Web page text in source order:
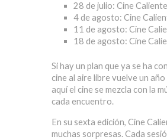
28 de julio: Cine
4 de agosto: Cine
11 de agosto: Cine
18 de agosto: Cine
Si hay un plan que ya se ha
cine al aire libre vuelve un
aquí el cine se mezcla con la
cada encuentro.
En su sexta edición, Cine
muchas sorpresas. Cada